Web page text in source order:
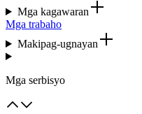
Mga kagawaran
Mga trabaho
Makipag-ugnayan
Mga serbisyo